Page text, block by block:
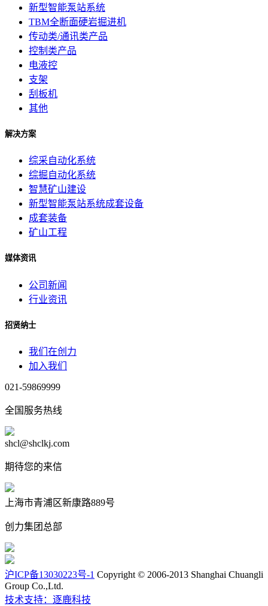
新型智能泵站系统
TBM全断面硬岩掘进机
传动类/通讯类产品
控制类产品
电液控
支架
刮板机
其他
解决方案
综采自动化系统
综掘自动化系统
智慧矿山建设
新型智能泵站系统成套设备
成套装备
矿山工程
媒体资讯
公司新闻
行业资讯
招贤纳士
我们在创力
加入我们
021-59869999
全国服务热线
shcl@shclkj.com
期待您的来信
上海市青浦区新康路889号
创力集团总部
沪ICP备13030223号-1 Copyright © 2006-2013 Shanghai Chuangli
Group Co.,Ltd.
技术支持：逐鹿科技